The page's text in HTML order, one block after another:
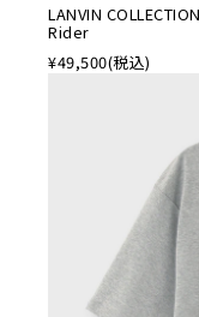
LANVIN
Rider
¥49,500(税込)